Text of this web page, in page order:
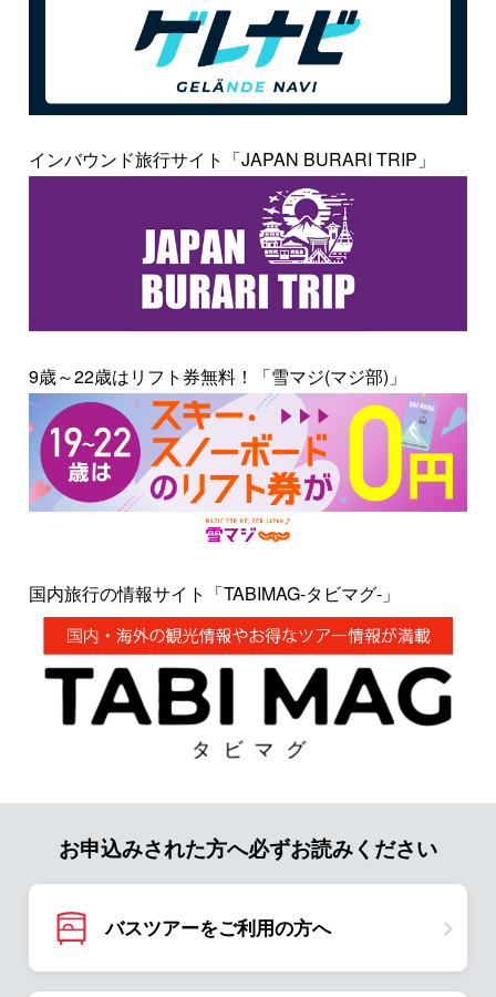
インバウンド旅行サイト「JAPAN BURARI TRIP」
9歳～22歳はリフト券無料！「雪マジ(マジ部)」
国内旅行の情報サイト「TABIMAG-タビマグ-」
お申込みされた方へ必ずお読みください
バスツアーをご利用の方へ